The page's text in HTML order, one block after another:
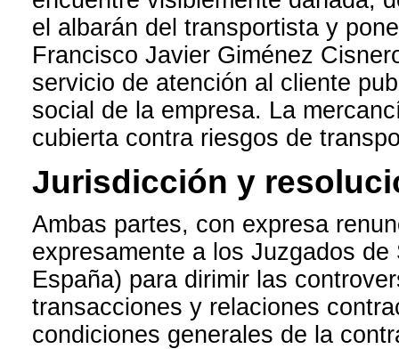
el albarán del transportista y
Francisco Javier Giménez
servicio de atención al cliente
social de la empresa. La
cubierta contra riesgos de
Jurisdicción y
Ambas partes, con expresa
expresamente a los Juzgados
España) para dirimir las
transacciones y relaciones
condiciones generales de la